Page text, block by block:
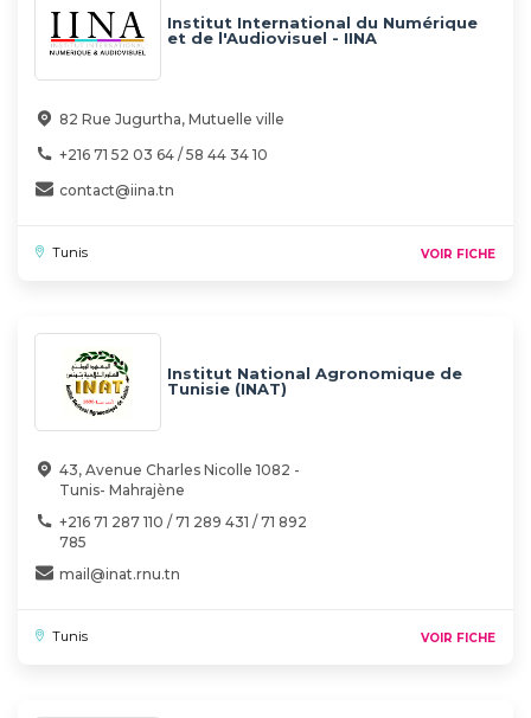
Institut International du Numérique
et de l'Audiovisuel - IINA
82 Rue Jugurtha, Mutuelle ville
+216 71 52 03 64 / 58 44 34 10
contact@iina.tn
Tunis VOIR FICHE
Institut National Agronomique de
Tunisie (INAT)
43, Avenue Charles Nicolle 1082 -
Tunis- Mahrajène
+216 71 287 110 / 71 289 431 / 71 892
785
mail@inat.rnu.tn
Tunis VOIR FICHE